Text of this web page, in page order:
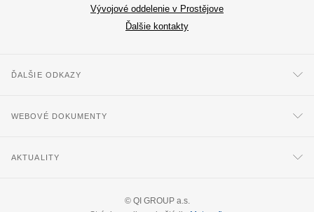
Vývojové oddelenie v Prostějove
Ďalšie kontakty
ĎALŠIE ODKAZY
WEBOVÉ DOKUMENTY
AKTUALITY
©QI GROUP a.s.